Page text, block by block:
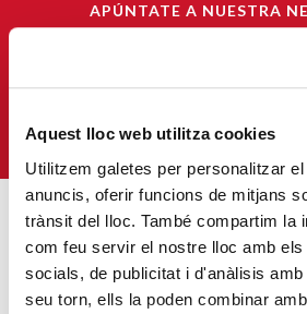
Aquest lloc web utilitza cookies
Utilitzem galetes per personalitzar
anuncis, oferir funcions de mitjans
trànsit del lloc. També compartim la
com feu servir el nostre lloc amb
socials, de publicitat i d'anàlisis amb
seu torn, ells la poden combinar
APÚNTATE A NUESTRA
ENTRADAS MÁS POPULARES
Un cambio renovador